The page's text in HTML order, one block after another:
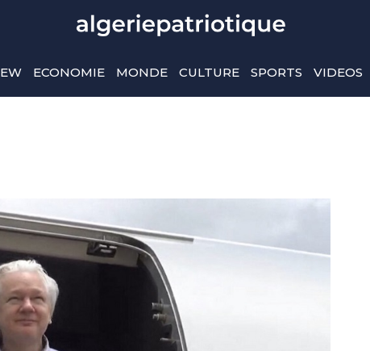
ECONOMIE MONDE CULTURE SPORTS VIDEOS